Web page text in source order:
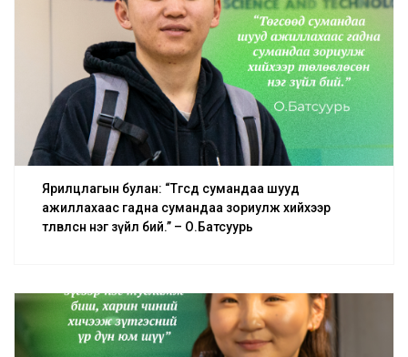
Ярилцлагын булан: “Төгсөөд сумандаа шууд
ажиллахаас гадна сумандаа зориулж хийхээр
төлөвлөсөн нэг зүйл бий.” – О.Батсуурь